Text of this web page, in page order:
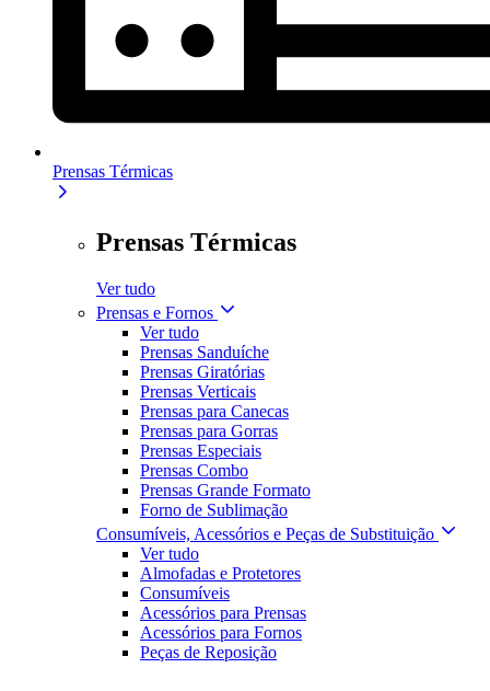
Prensas Térmicas
Prensas Térmicas
Ver tudo
Prensas e Fornos
Ver tudo
Prensas Sanduíche
Prensas Giratórias
Prensas Verticais
Prensas para Canecas
Prensas para Gorras
Prensas Especiais
Prensas Combo
Prensas Grande Formato
Forno de Sublimação
Consumíveis, Acessórios e Peças de Substituição
Ver tudo
Almofadas e Protetores
Consumíveis
Acessórios para Prensas
Acessórios para Fornos
Peças de Reposição